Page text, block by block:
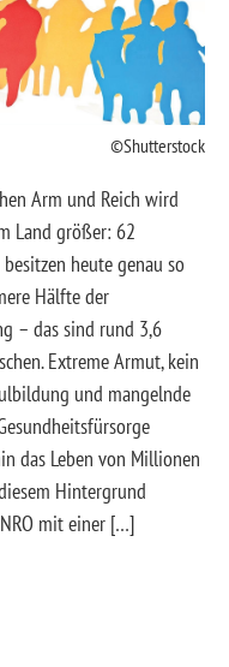
Shutterstock
Arm und Reich wird
Land größer: 62
heute genau so
Hälfte der
– das sind rund 3,6
Extreme Armut, kein
und mangelnde
das Leben von Millionen
Hintergrund
mit einer […]